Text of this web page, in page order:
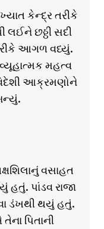
કેન્દ્ર તરીકે
લઈને છઠ્ઠી સદી
આગળ વધ્યું.
મહત્વ
આક્રમણોને
વસાહત
હતું. પાંડવ રાજા
ડંખથી થયું હતું.
પિતાની